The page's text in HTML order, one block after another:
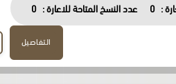
:
0 عدد النسخ المتاحة للاعارة : 0
التفاصيل